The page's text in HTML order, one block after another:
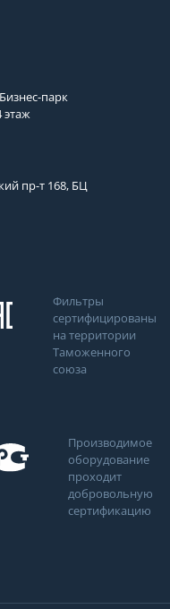
парк
этаж
пр-т 168, БЦ
Фильтры
сертифицированы
на территории
Таможенного
союза
Производимое
оборудование
проходит
добровольную
сертификацию